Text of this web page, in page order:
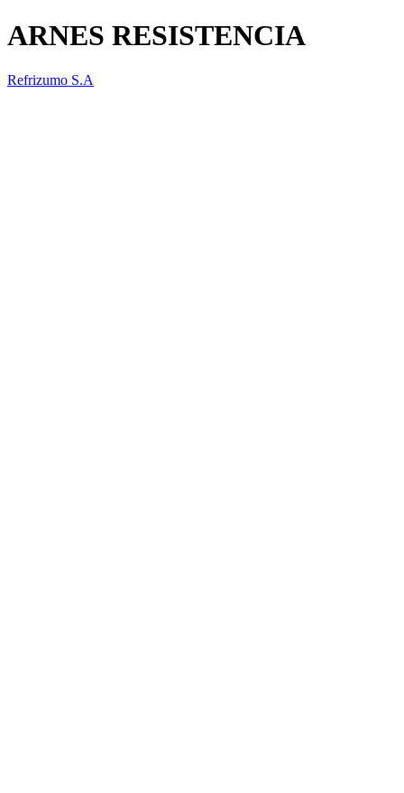
ARNES RESISTENCIA
Refrizumo S.A